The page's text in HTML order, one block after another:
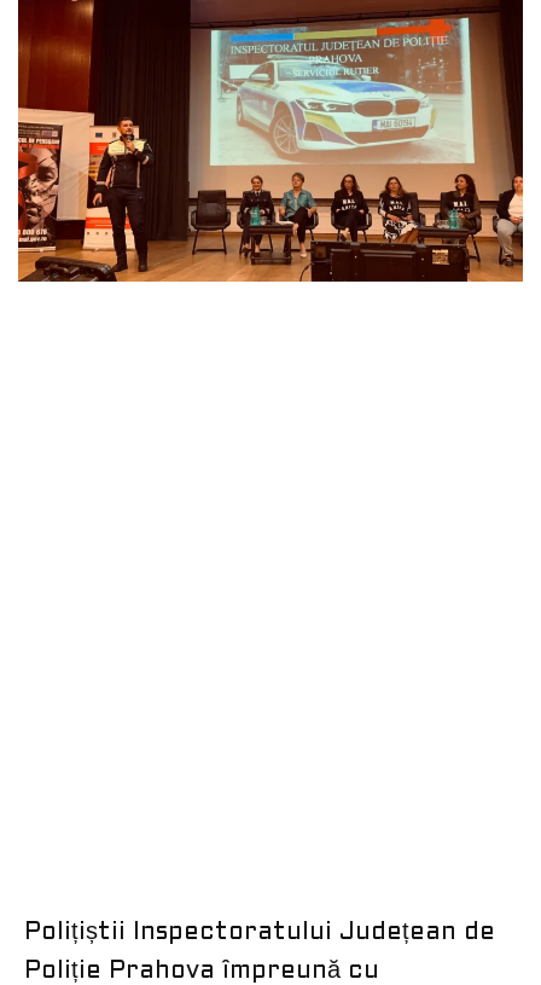
Polițiștii Inspectoratului Județean de
Poliție Prahova împreună cu